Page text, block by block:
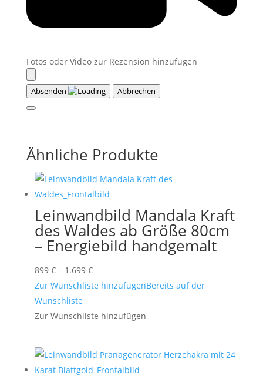
Fotos oder Video zur Rezension hinzufügen
Absenden Abbrechen
Ähnliche Produkte
Leinwandbild Mandala Kraft
des Waldes ab Größe 80cm
– Energiebild handgemalt
899 € – 1.699 €Preisspanne:
899 €
1.699 €
Zur Wunschliste hinzufügenBereits auf der
Wunschliste
Zur Wunschliste hinzufügen